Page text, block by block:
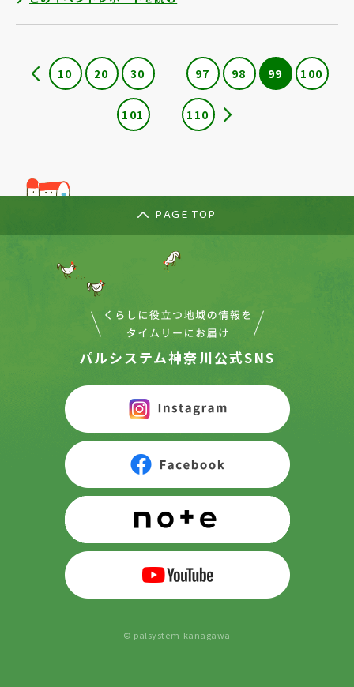
10 20 30 97 98 99 100
101 110
PAGE TOP
パルシステム神奈川公式SNS
© palsystem-kanagawa